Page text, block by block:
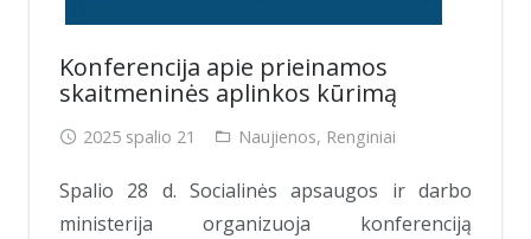
Konferencija apie prieinamos
skaitmeninės aplinkos kūrimą
2025 spalio 21 Naujienos, Renginiai
Spalio 28 d. Socialinės apsaugos ir darbo
ministerija organizuoja konferenciją